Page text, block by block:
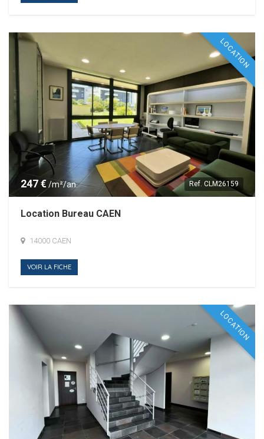
LOCATION
247 €/m²/an. Ref. CLM26159
Location Bureau CAEN
14000 CAEN
VOIR LA FICHE
LOCATION